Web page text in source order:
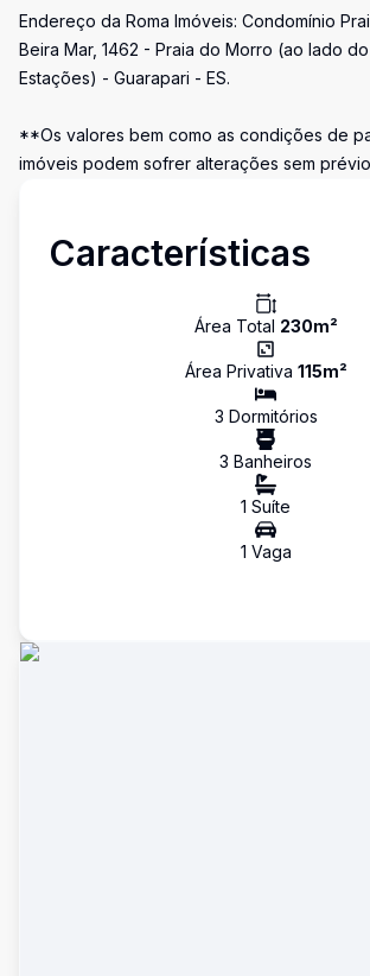
Endereço da Roma Imóveis: Condomínio
Beira Mar, 1462 - Praia do Morro (ao lado
Estações) - Guarapari - ES.
**Os valores bem como as condições de
imóveis podem sofrer alterações sem
Características
Área Total 230m²
Área Privativa 115m²
3 Dormitórios
3 Banheiros
1 Suíte
1 Vaga